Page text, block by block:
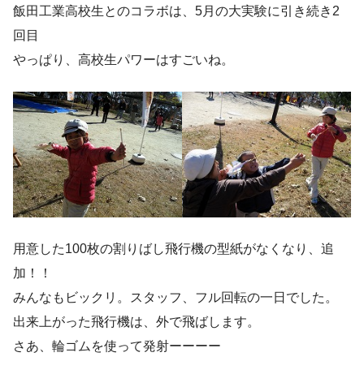
飯田工業高校生とのコラボは、5月の大実験に引き続き2
回目
やっぱり、高校生パワーはすごいね。
用意した100枚の割りばし飛行機の型紙がなくなり、追
加！！
みんなもビックリ。スタッフ、フル回転の一日でした。
出来上がった飛行機は、外で飛ばします。
さあ、輪ゴムを使って発射ーーーー